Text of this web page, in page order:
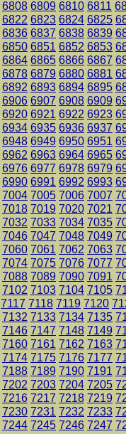
6808 6809 6810 6811
6822 6823 6824 6825
6836 6837 6838 6839
6850 6851 6852 6853
6864 6865 6866 6867
6878 6879 6880 6881
6892 6893 6894 6895
6906 6907 6908 6909
6920 6921 6922 6923
6934 6935 6936 6937
6948 6949 6950 6951
6962 6963 6964 6965
6976 6977 6978 6979
6990 6991 6992 6993
7004 7005 7006 7007
7018 7019 7020 7021
7032 7033 7034 7035
7046 7047 7048 7049
7060 7061 7062 7063
7074 7075 7076 7077
7088 7089 7090 7091
7102 7103 7104 7105
7117 7118 7119 7120
7132 7133 7134 7135
7146 7147 7148 7149
7160 7161 7162 7163
7174 7175 7176 7177
7188 7189 7190 7191
7202 7203 7204 7205
7216 7217 7218 7219
7230 7231 7232 7233
7244 7245 7246 7247